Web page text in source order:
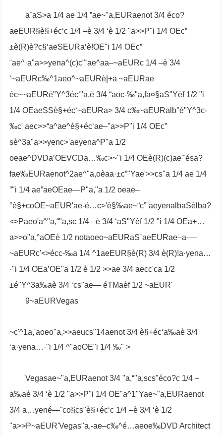
a¨aS>a 1/4 ae 1/4 ”ae~"a,EURaenot 3/4 éco?
aeEUR§è§+éc‘c 1/4 –è 3/4 ‘è 1/2 "a>>P"i 1/4 OEc”
±è(R)è?c§‘aeSEURa‘è!OE"i 1/4 OEc”
¨ae^·a"a>>yena^(c)c”¨ae^aa–~aEURc 1/4 –è 3/4
‘~aEURc‰^1aeo^~aEURè|+a ~aEURae
éc~~aEURé"Y^3éc‘"a,è 3/4 “aoc-‰"a,fa¤§aS"Yèf 1/2 "i
1/4 OEaeSSè§+éc‘~aEURa> 3/4 c‰~aEURalb°é"Y^3c-
‰c' aec>>“a^ae^è§+éc‘ae–"a>>P"i 1/4 OEc”
sè^3a"a>>yenc>'aeyena^P"a 1/2
oeae^DVDa’OEVCDa…‰c>~"i 1/4 OEè(R)(c)ae'¨ésa?
fae‰EURaenot^2ae^"a,oèaa·±c”"Yae'>>cs"a 1/4 ae 1/4
”"i 1/4 ae”aeOEae—P"a,"a 1/2 oeae–
°è§+coOE~aEUR'ae-é…c>'è§‰ae~“c”¨aeyenalbaSélba?
<>Paeo'a^"a,“"a,sc 1/4 –è 3/4 ‘aS"Yèf 1/2 "i 1/4 OEa+…
a>>o"a,°aOEè 1/2 notaoeo~aEURaS¨aeEURae–a-—
~aEURc'<>écc-‰a 1/4 ^1aeEUR§è(R) 3/4 è(R)!a·yena…
·"i 1/4 OEa’OE"a 1/2 è 1/2 >>ae 3/4 aecc'ca 1/2
±é"Y^3a‰aè 3/4 ‘cs"ae— éTMaèf 1/2 ~aEUR'
9~aEURVegas
~c'^1a,'aoeo"a,>>aeucs"14aenot 3/4 è§+éc‘a‰aè 3/4
‘a·yena…·"i 1/4 ^"aoOE"i 1/4 ‰" >
Vegasae~"a,EURaenot 3/4 "a,“"a,scs"éco?c 1/4 –
a‰aè 3/4 ‘è 1/2 "a>>P"i 1/4 OE"a^1"Yae~"a,EURaenot
3/4 a…yené—¨co§cs"è§+éc‘c 1/4 –è 3/4 ‘è 1/2
"a>>P~aEUR'Vegas"a,-ae–c‰^é…aeoe‰DVD Architect